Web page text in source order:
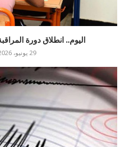
اليوم.. انطلاق دورة المراقبة
29 يونيو، 2026